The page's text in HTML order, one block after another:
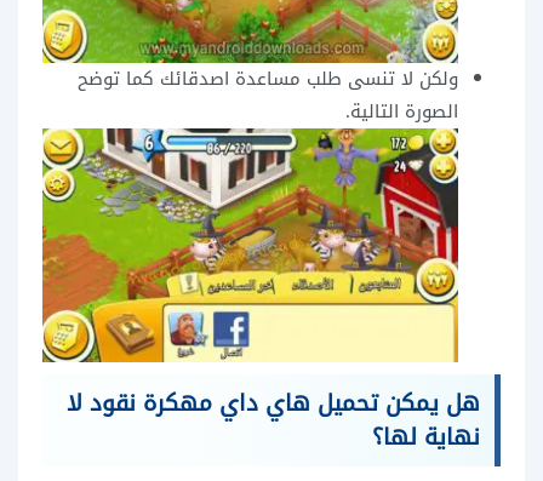
ولكن لا تنسى طلب مساعدة اصدقائك كما توضح
الصورة التالية.
هل يمكن تحميل هاي داي مهكرة نقود لا
نهاية لها؟